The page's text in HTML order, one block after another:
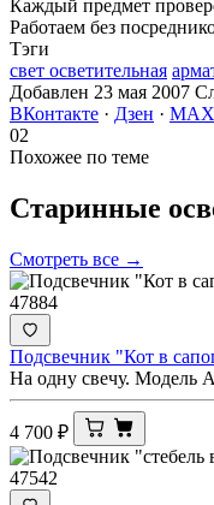
Каждый предмет
Работаем без
Тэги
свет осветительная
Добавлен 23 мая 2007
ВКонтакте · Дзен · MAX
02
Похожее по теме
Старинные
Смотреть все →
47884
Подсвечник "Кот в
На одну свечу. Модель
4 700 ₽
47542